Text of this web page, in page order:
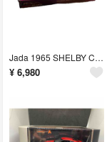
Jada 1965 SHELBY COBRA427S/C全長約20cmミニカー
¥ 6,980